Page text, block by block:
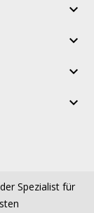




Spezialist für